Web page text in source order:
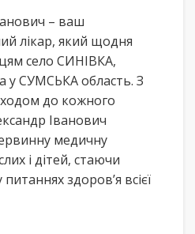
– ваш
лікар, який щодня
село СИНІВКА,
у СУМСЬКА область. З
до кожного
Іванович
медичну
і дітей, стаючи
здоров’я всієї